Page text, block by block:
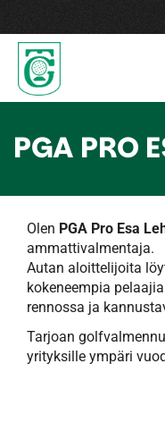
PGA PRO
Olen PGA Pro Esa
ammattivalmentaja.
Autan aloittelijoita
kokeneempia
rennossa ja
Tarjoan
yrityksille ympäri